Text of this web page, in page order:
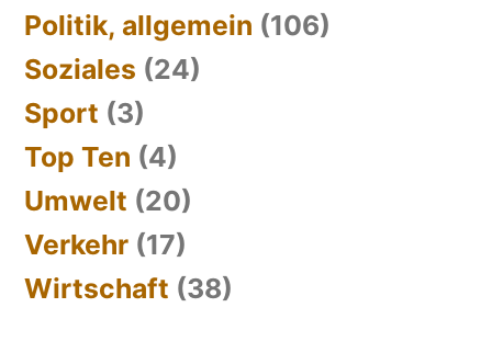
Politik, allgemein (106)
Soziales (24)
Sport (3)
Top Ten (4)
Umwelt (20)
Verkehr (17)
Wirtschaft (38)